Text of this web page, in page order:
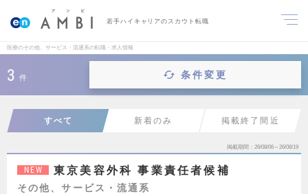
若手ハイキャリアのスカウト転職
医療のその他、サービス・流通系の転職・求人情報
3 件 条件変更
すべて 新着のみ 掲載終了間近
掲載期間 26/08/06～26/08/19
NEW 東京美容外科 事業責任者候補
その他、サービス・流通系